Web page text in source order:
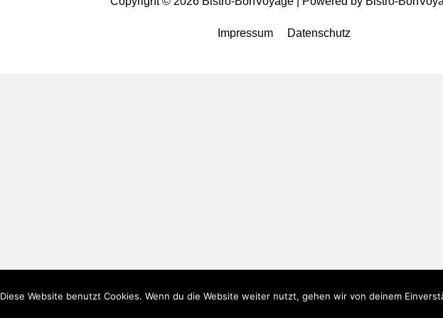
Impressum Datenschutz
Diese Website benutzt Cookies. Wenn du die Website weiter nutzt, gehen wir von deinem